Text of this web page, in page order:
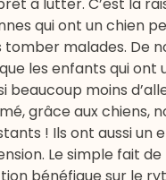
qui ont un chien
malades. De
les enfants qui ont
beaucoup moins
grâce aux chiens,
! Ils ont aussi un
Le simple fait de